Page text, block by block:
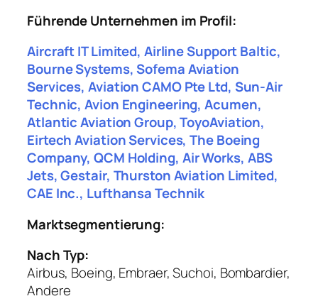
Führende Unternehmen im Profil:
Aircraft IT Limited, Airline Support Baltic,
Bourne Systems, Sofema Aviation
Services, Aviation CAMO Pte Ltd, Sun-Air
Technic, Avion Engineering, Acumen,
Atlantic Aviation Group, ToyoAviation,
Eirtech Aviation Services, The Boeing
Company, QCM Holding, Air Works, ABS
Jets, Gestair, Thurston Aviation Limited,
CAE Inc., Lufthansa Technik
Marktsegmentierung:
Nach Typ:
Airbus, Boeing, Embraer, Suchoi, Bombardier,
Andere